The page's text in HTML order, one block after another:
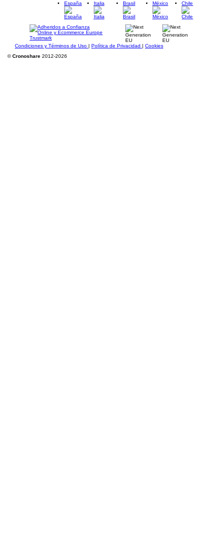
España
Italia Brasil México Chile
Condiciones y Términos de Uso | Política de Privacidad | Cookies
©Cronoshare 2012-2026